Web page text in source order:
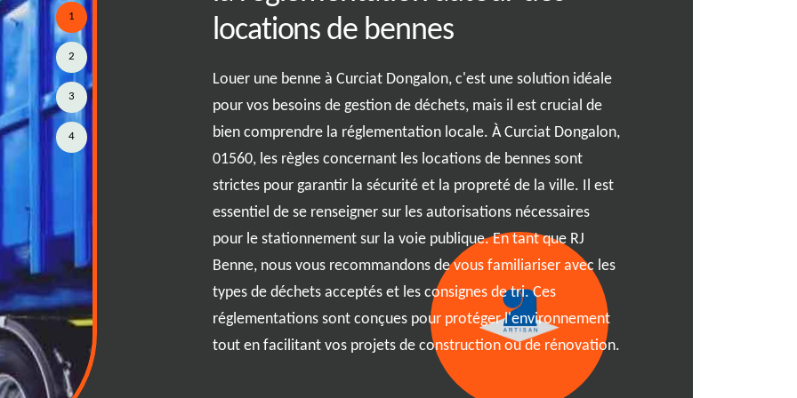
aussi simple grâce à notre
notre site ou appelez
de vos besoins
chantier à Curciat Dongalon
nous vous proposons une
à vos exigences. Une fois vos
de la livraison à 01560 à la
pour une expérience
collecte. Avec RJ Benne, la
d'enfant, alliant rapidité et
locations de bennes
Louer une benne à Curciat Dongalon, c'est une solution idéale
pour vos besoins de gestion de déchets, mais il est crucial de
bien comprendre la réglementation locale. À Curciat Dongalon,
01560, les règles concernant les locations de bennes sont
strictes pour garantir la sécurité et la propreté de la ville. Il est
essentiel de se renseigner sur les autorisations nécessaires
pour le stationnement sur la voie publique. En tant que RJ
Benne, nous vous recommandons de vous familiariser avec les
types de déchets acceptés et les consignes de tri. Ces
réglementations sont conçues pour protéger l'environnement
tout en facilitant vos projets de construction ou de rénovation.
1
2
3
4